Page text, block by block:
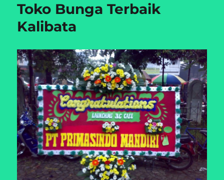
Toko Bunga Terbaik
Kalibata